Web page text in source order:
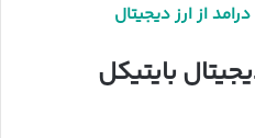
از ارز دیجیتال
بایتیکل